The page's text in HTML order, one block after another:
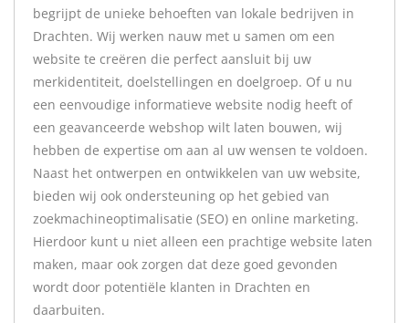
begrijpt de unieke behoeften van lokale bedrijven in
Drachten. Wij werken nauw met u samen om een
website te creëren die perfect aansluit bij uw
merkidentiteit, doelstellingen en doelgroep. Of u nu
een eenvoudige informatieve website nodig heeft of
een geavanceerde webshop wilt laten bouwen, wij
hebben de expertise om aan al uw wensen te voldoen.
Naast het ontwerpen en ontwikkelen van uw website,
bieden wij ook ondersteuning op het gebied van
zoekmachineoptimalisatie (SEO) en online marketing.
Hierdoor kunt u niet alleen een prachtige website laten
maken, maar ook zorgen dat deze goed gevonden
wordt door potentiële klanten in Drachten en
daarbuiten.